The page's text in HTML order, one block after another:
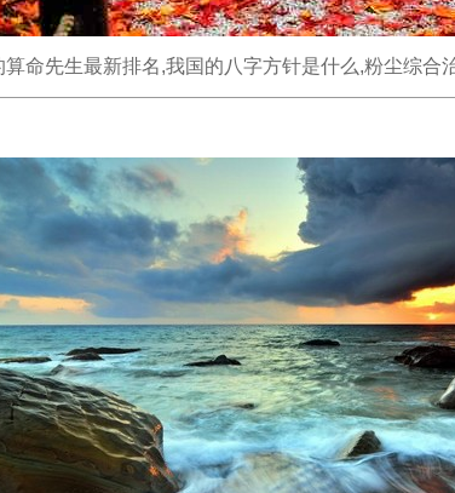
算命先生最新排名,我国的八字方针是什么,粉尘综合